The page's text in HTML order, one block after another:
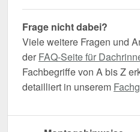
Frage nicht dabei?
Viele weitere Fragen und
der FAQ-Seite für
Fachbegriffe von A bis Z
detailliert in unserem